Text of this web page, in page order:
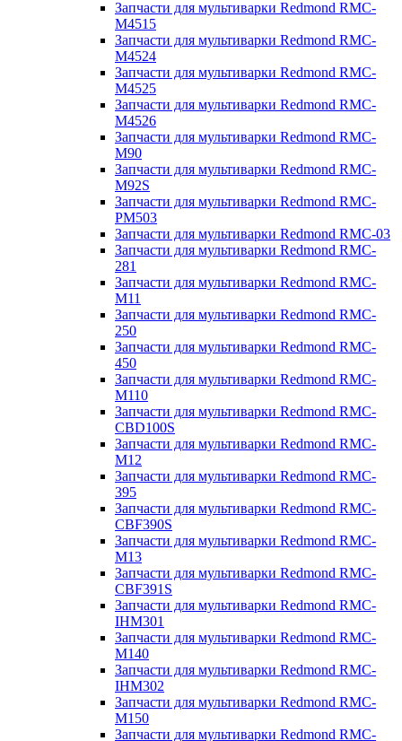
Запчасти для мультиварки Redmond RMC-
M4515
Запчасти для мультиварки Redmond RMC-
M4524
Запчасти для мультиварки Redmond RMC-
M4525
Запчасти для мультиварки Redmond RMC-
M4526
Запчасти для мультиварки Redmond RMC-
M90
Запчасти для мультиварки Redmond RMC-
M92S
Запчасти для мультиварки Redmond RMC-
PM503
Запчасти для мультиварки Redmond RMC-03
Запчасти для мультиварки Redmond RMC-
281
Запчасти для мультиварки Redmond RMC-
M11
Запчасти для мультиварки Redmond RMC-
250
Запчасти для мультиварки Redmond RMC-
450
Запчасти для мультиварки Redmond RMC-
M110
Запчасти для мультиварки Redmond RMC-
CBD100S
Запчасти для мультиварки Redmond RMC-
M12
Запчасти для мультиварки Redmond RMC-
395
Запчасти для мультиварки Redmond RMC-
CBF390S
Запчасти для мультиварки Redmond RMC-
M13
Запчасти для мультиварки Redmond RMC-
CBF391S
Запчасти для мультиварки Redmond RMC-
IHM301
Запчасти для мультиварки Redmond RMC-
M140
Запчасти для мультиварки Redmond RMC-
IHM302
Запчасти для мультиварки Redmond RMC-
M150
Запчасти для мультиварки Redmond RMC-